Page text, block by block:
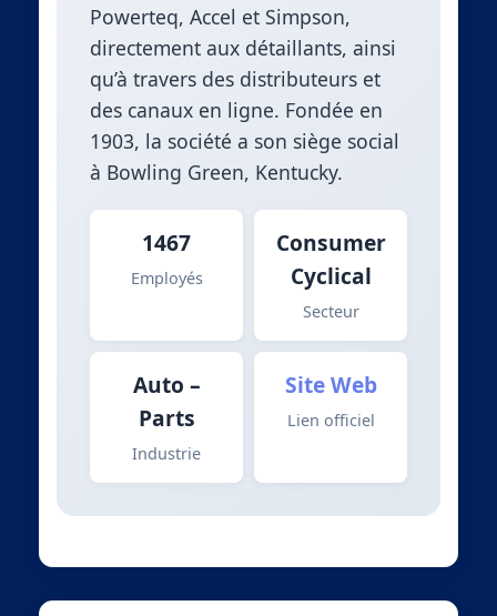
Powerteq, Accel et Simpson,
directement aux détaillants, ainsi
qu’à travers des distributeurs et
des canaux en ligne. Fondée en
1903, la société a son siège social
à Bowling Green, Kentucky.
1467
Employés
Consumer
Cyclical
Secteur
Auto –
Parts
Industrie
Site Web
Lien officiel